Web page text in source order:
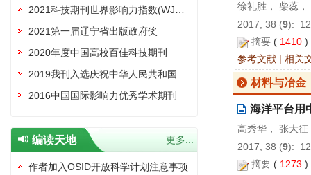
徐礼胜， 柴蕊
2017, 38 (9):
摘要 ( 1410
参考文献 | 相关
材料与冶金
海洋平台用
高秀华， 张大
2017, 38 (9):
摘要 ( 1273
2021第一届辽宁省出版政府奖
2020年度中国高校百佳科技期刊
2016中国国际影响力优秀学术期刊
编读天地 更多...
作者加入OSID开放科学计划注意事项